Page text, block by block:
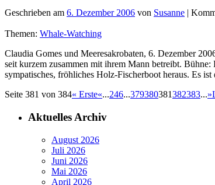
Geschrieben am 6. Dezember 2006 von Susanne |
Themen: Whale-Watching
Claudia Gomes und Meeresakrobaten, 6. Dezember
seit kurzem zusammen mit ihrem Mann betreibt.
sympatisches, fröhliches Holz-Fischerboot heraus. Es
Seite 381 von 384« Erste«...246...379380381382383...»
Aktuelles Archiv
August 2026
Juli 2026
Juni 2026
Mai 2026
April 2026